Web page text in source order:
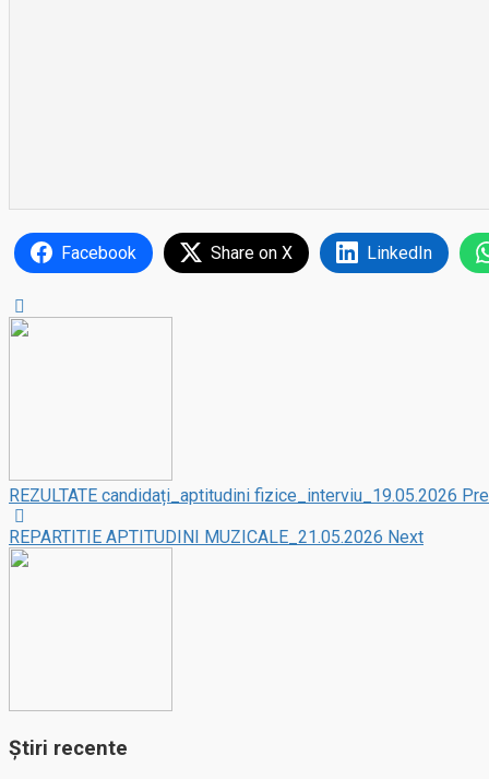
Facebook Share on X LinkedIn
REZULTATE candidați_aptitudini fizice_interviu_19.05.2026
REPARTITIE APTITUDINI MUZICALE_21.05.2026 Next
Știri recente